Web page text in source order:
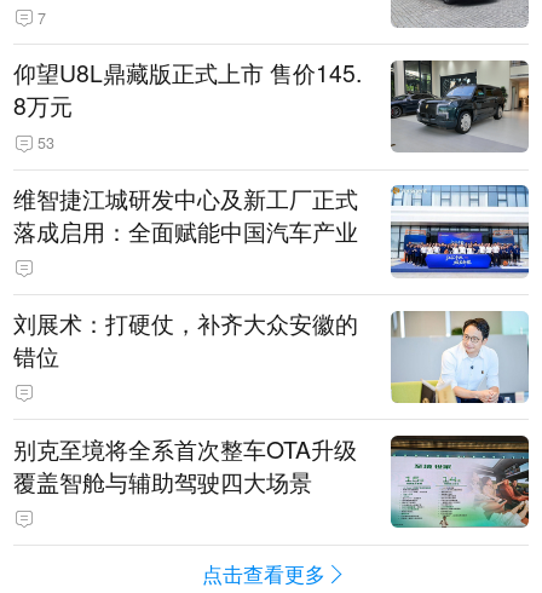
7
仰望U8L鼎藏版正式上市 售价145.
8万元
53
维智捷江城研发中心及新工厂正式
落成启用：全面赋能中国汽车产业
刘展术：打硬仗，补齐大众安徽的
错位
别克至境将全系首次整车OTA升级
覆盖智舱与辅助驾驶四大场景
点击查看更多